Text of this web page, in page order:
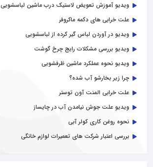
ویدیو آموزش تعویض لاستیک درب ماشین لباسشویی
علت خرابی های دکمه ماکروفر
ویدیو در آوردن لباس گیر کرده از لباسشویی
ویدیو بررسی مشکلات رایج چرخ گوشت
ویدیو نحوه عملکرد ماشین ظرفشویی
چرا زیر بخارشو آب شده؟
علت خرابی المنت آون توستر
ویدیو علت جوش نیامدن آب در چایساز
نحوه روغن کاری کولر آبی
بررسی اعتبار شرکت های تعمیرات لوازم خانگی